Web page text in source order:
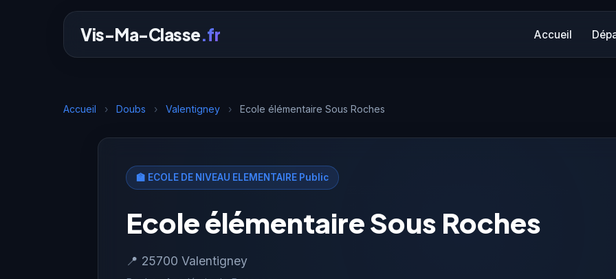
Vis-Ma-Classe.fr Accueil
Accueil › Doubs › Valentigney › Ecole élémentaire Sous Roches
🏫 ECOLE DE NIVEAU ELEMENTAIRE Public
Ecole élémentaire Sous Roches
📍 25700 Valentigney